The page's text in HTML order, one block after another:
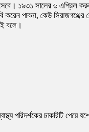
১৯৩১ সালের ৬
পাবনা, কেউ সিরাজগঞ্জের
ই বলে।
পরিদর্শকের চাকরিটি পেয়ে